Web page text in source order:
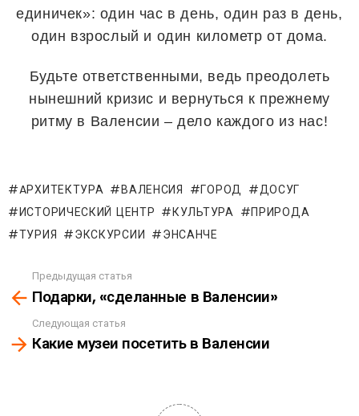
единичек»: один час в день, один раз в день,
один взрослый и один километр от дома.
Будьте ответственными, ведь преодолеть
нынешний кризис и вернуться к прежнему
ритму в Валенсии – дело каждого из нас!
AРХИТЕКТУРА ВАЛЕНСИЯ ГОРОД
ДОСУГ
ИСТОРИЧЕСКИЙ ЦЕНТР
КУЛЬТУРА
ПРИРОДА
ТУРИЯ
ЭКСКУРСИИ ЭНСАНЧЕ
See
more
Предыдущая статья
Подарки, «сделанные в Валенсии»
Следующая статья
Какие музеи посетить в Валенсии